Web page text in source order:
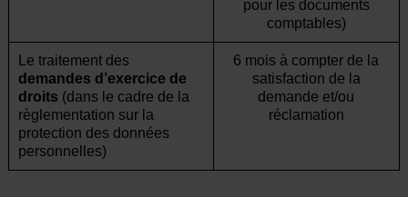
pour les documents
comptables)
Le traitement des
demandes d’exercice de
droits (dans le cadre de la
règlementation sur la
protection des données
personnelles)
6 mois à compter de la
satisfaction de la
demande et/ou
réclamation